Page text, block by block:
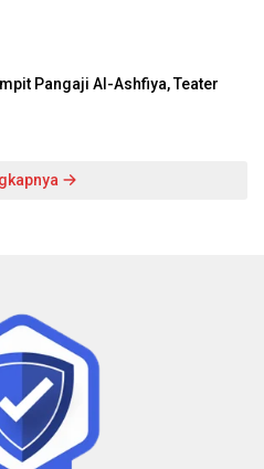
Pangaji Al-Ashfiya, Teater